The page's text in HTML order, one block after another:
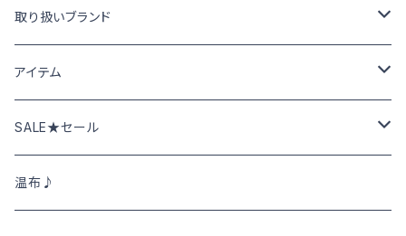
取り扱いブランド
Cafetty カフェッティ
Grin グリン
トップス
NATURAL LAUNDRY ナチュラルランドリー
アイテム
パンツ･スカート
ニット･アウター
SALE★セール
春夏物SALE
温布♪